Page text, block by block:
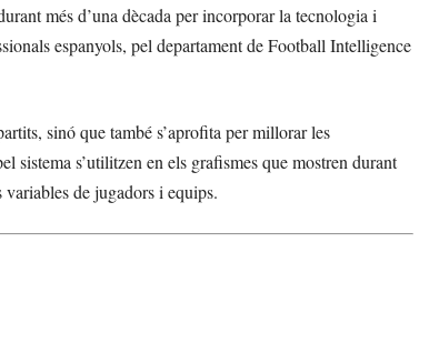
més d’una dècada per incorporar la tecnologia i
espanyols, pel departament de Football Intelligence
sinó que també s’aprofita per millorar les
s’utilitzen en els grafismes que mostren durant
de jugadors i equips.